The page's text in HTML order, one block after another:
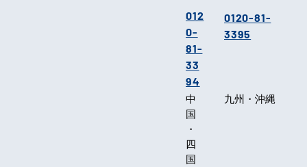
012
0-
81-
33
94
0120-81-
3395
中
国
・
四
国
九州・沖縄